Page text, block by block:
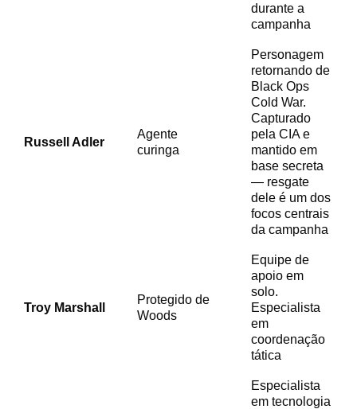
durante a
campanha
Russell Adler
Agente
curinga
Personagem
retornando de
Black Ops
Cold War.
Capturado
pela CIA e
mantido em
base secreta
— resgate
dele é um dos
focos centrais
da campanha
Troy Marshall
Protegido de
Woods
Equipe de
apoio em
solo.
Especialista
em
coordenação
tática
Especialista
em tecnologia